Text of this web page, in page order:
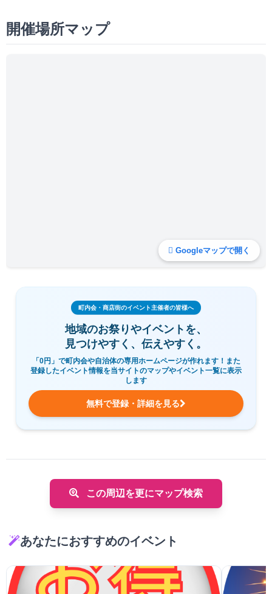
開催場所マップ
Googleマップで開く
町内会・商店街のイベント主催者の皆様へ
地域のお祭りやイベントを、
見つけやすく、伝えやすく。
「0円」で町内会や自治体の専用ホームページが作れます！また
登録したイベント情報を当サイトのマップやイベント一覧に表示
します
無料で登録・詳細を見る
この周辺を更にマップ検索
あなたにおすすめのイベント